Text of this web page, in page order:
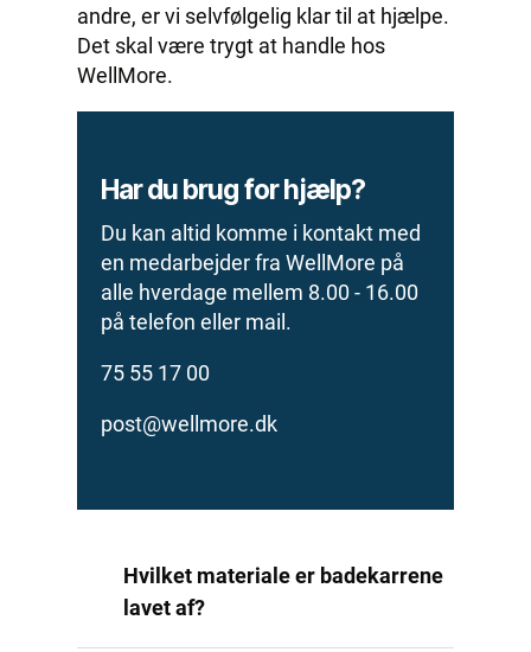
andre, er vi selvfølgelig klar til at hjælpe.
Det skal være trygt at handle hos
WellMore.
Har du brug for hjælp?
Du kan altid komme i kontakt med
en medarbejder fra WellMore på
alle hverdage mellem 8.00 - 16.00
på telefon eller mail.
75 55 17 00
post@wellmore.dk
Hvilket materiale er badekarrene
lavet af?